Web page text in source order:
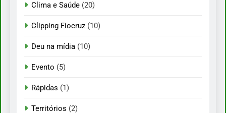
Clima e Saúde (20)
Clipping Fiocruz (10)
Deu na mídia (10)
Evento (5)
Rápidas (1)
Territórios (2)